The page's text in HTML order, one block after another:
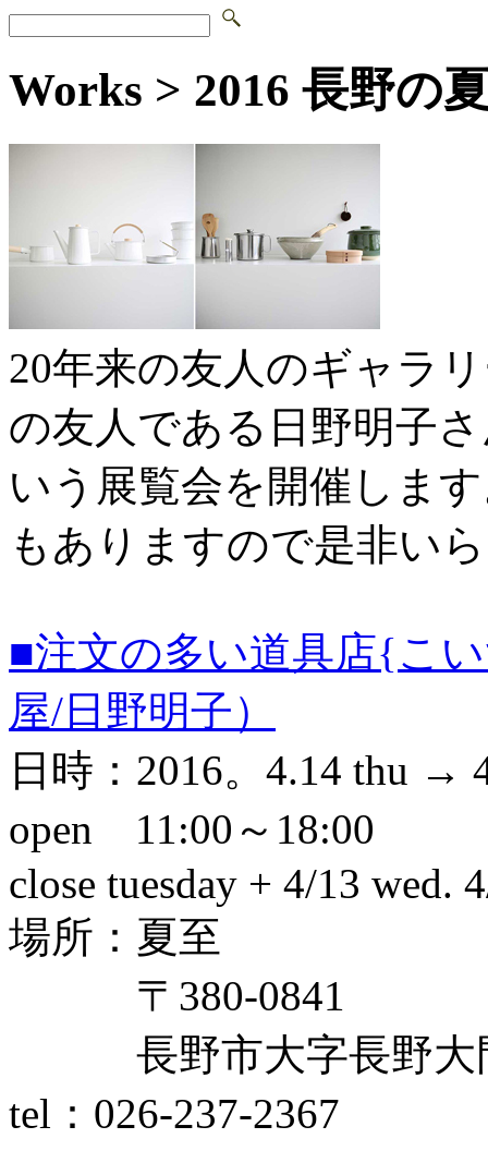
Works > 2016 長野の
20年来の友人のギャラ
の友人である日野明子
いう展覧会を開催しま
もありますので是非い
■注文の多い道具店{こ
屋/日野明子）
日時：2016。4.14 thu →
open 11:00～18:00
close tuesday + 4/13 wed.
場所：夏至
〒380-0841
長野市大字長野大
tel：026-237-2367